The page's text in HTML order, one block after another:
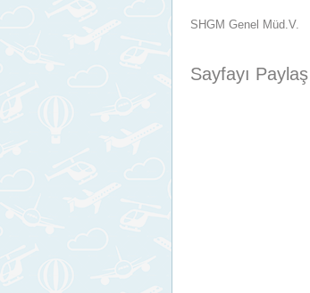
SHGM Genel Müd.V.
Sayfayı Paylaş